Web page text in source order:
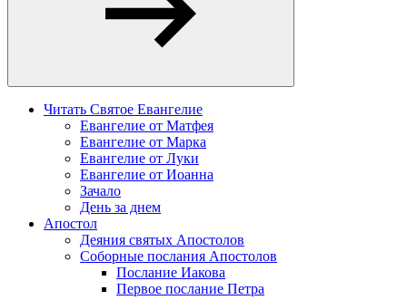
Читать Святое Евангелие
Евангелие от Матфея
Евангелие от Марка
Евангелие от Луки
Евангелие от Иоанна
Зачало
День за днем
Апостол
Деяния святых Апостолов
Соборные послания Апостолов
Послание Иакова
Первое послание Петра